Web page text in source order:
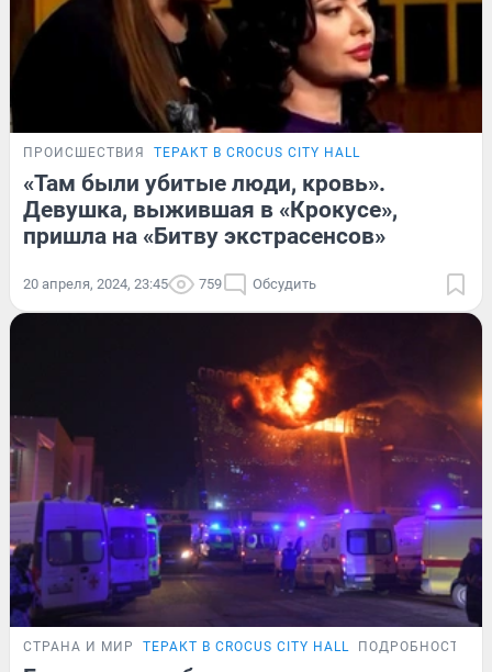
ПРОИСШЕСТВИЯ ТЕРАКТ В CROCUS CITY HALL
«Там были убитые люди, кровь».
Девушка, выжившая в «Крокусе»,
пришла на «Битву экстрасенсов»
20 апреля, 2024, 23:45 759 Обсудить
СТРАНА И МИР ТЕРАКТ В CROCUS CITY HALL ПОДРОБНОСТИ